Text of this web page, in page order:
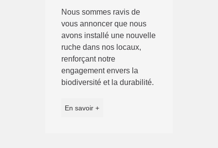
Nous sommes ravis de
vous annoncer que nous
avons installé une nouvelle
ruche dans nos locaux,
renforçant notre
engagement envers la
biodiversité et la durabilité.
En savoir +